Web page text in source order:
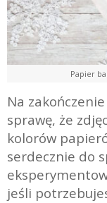
Papier
Na
sprawę, że
kolorów
serdecznie do
jeśli